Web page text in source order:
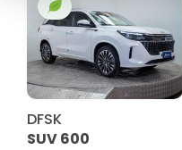
DFSK
SUV 600